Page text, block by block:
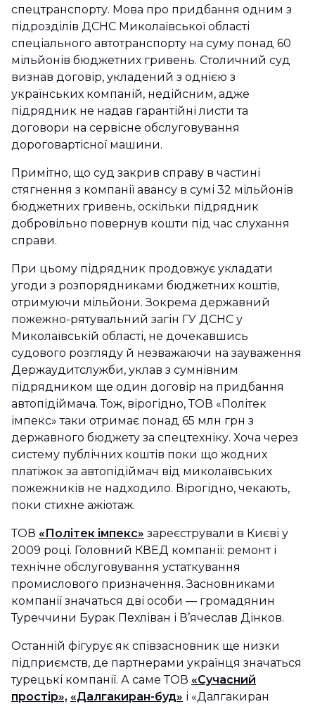
спецтранспорту. Мова про придбання одним з
підрозділів ДСНС Миколаївської області
спеціального автотранспорту на суму понад 60
мільйонів бюджетних гривень. Столичний суд
визнав договір, укладений з однією з
українських компаній, недійсним, адже
підрядник не надав гарантійні листи та
договори на сервісне обслуговування
дороговартісної машини.
Примітно, що суд закрив справу в частині
стягнення з компанії авансу в сумі 32 мільйонів
бюджетних гривень, оскільки підрядник
добровільно повернув кошти під час слухання
справи.
При цьому підрядник продовжує укладати
угоди з розпорядниками бюджетних коштів,
отримуючи мільйони. Зокрема державний
пожежно-рятувальний загін ГУ ДСНС у
Миколаївській області, не дочекавшись
судового розгляду й незважаючи на зауваження
Держаудитслужби, уклав з сумнівним
підрядником ще один договір на придбання
автопідіймача. Тож, вірогідно, ТОВ «Політек
імпекс» таки отримає понад 65 млн грн з
державного бюджету за спецтехніку. Хоча через
систему публічних коштів поки що жодних
платіжок за автопідіймач від миколаївських
пожежників не надходило. Вірогідно, чекають,
поки стихне ажіотаж.
ТОВ «Політек імпекс» зареєстрували в Києві у
2009 році. Головний КВЕД компанії: ремонт і
технічне обслуговування устаткування
промислового призначення. Засновниками
компанії значаться дві особи — громадянин
Туреччини Бурак Пехліван і В’ячеслав Дінков.
Останній фігурує як співзасновник ще низки
підприємств, де партнерами українця значаться
турецькі компанії. А саме ТОВ «Сучасний
простір», «Далгакиран-буд» і «Далгакиран